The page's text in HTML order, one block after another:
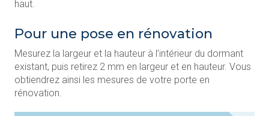
haut.
Pour une pose en rénovation
Mesurez la largeur et la hauteur à l’intérieur du dormant
existant, puis retirez 2 mm en largeur et en hauteur. Vous
obtiendrez ainsi les mesures de votre porte en
rénovation.